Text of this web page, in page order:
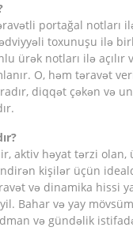
portağal notları
toxunuşu ilə
ürək notları ilə açılır
O, həm təravət
diqqət çəkən və
aktiv həyat tərzi olan,
kişilər üçün
və dinamika hissi
Bahar və yay
və gündəlik